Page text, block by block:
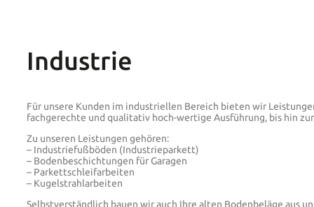
Industrie
Für unsere Kunden im industriellen Bereich bieten wir
fachgerechte und qualitativ hoch-wertige Ausführung, bis hin
Zu unseren Leistungen gehören:
– Industriefußböden (Industrieparkett)
– Bodenbeschichtungen für Garagen
– Parkettschleifarbeiten
– Kugelstrahlarbeiten
Selbstverständlich bauen wir auch Ihre alten Bodenbeläge aus